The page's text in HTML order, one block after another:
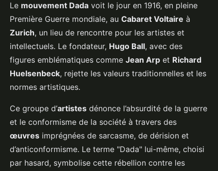
Le mouvement Dada voit le jour en 1916, en pleine
Première Guerre mondiale, au Cabaret Voltaire à
Zurich, un lieu de rencontre pour les artistes et
intellectuels. Le fondateur, Hugo Ball, avec des
figures emblématiques comme Jean Arp et Richard
Huelsenbeck, rejette les valeurs traditionnelles et les
normes artistiques.
Ce groupe d’artistes dénonce l’absurdité de la guerre
et le conformisme de la société à travers des
œuvres imprégnées de sarcasme, de dérision et
d’anticonformisme. Le terme "Dada" lui-même, choisi
par hasard, symbolise cette rébellion contre les